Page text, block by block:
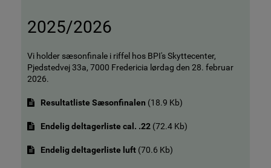
2025/2026
Vi holder sæsonfinale i riffel hos BPI's Skyttecenter,
Pjedstedvej 33a, 7000 Fredericia lørdag den 28. februar
2026.
Resultatliste Sæsonfinalen (18.9 Kb)
Endelig deltagerliste cal. .22 (72.4 Kb)
Endelig deltagerliste luft (70.6 Kb)